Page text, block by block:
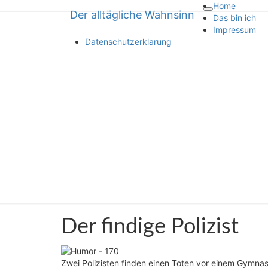
Toggle
navigation
Der alltägliche Wahnsinn
Home
Das bin ich
Impressum
Datenschutzerklarung
Der alltägliche Wahnsinn
Der
findige
Polizist
Der findige Polizist
Zwei Polizisten finden einen Toten vor einem